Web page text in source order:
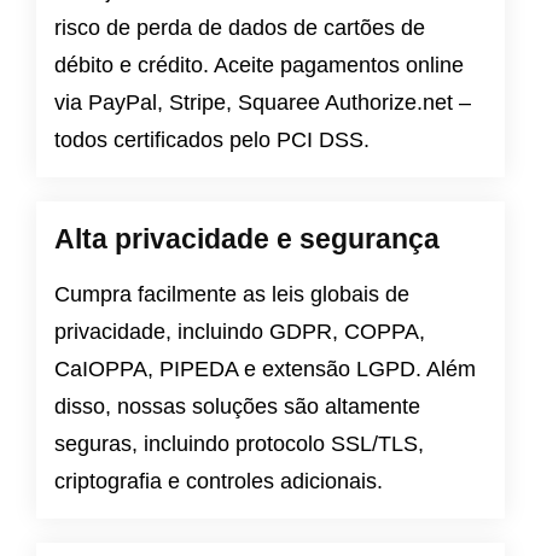
risco de perda de dados de cartões de
débito e crédito. Aceite pagamentos online
via PayPal, Stripe, Squaree Authorize.net –
todos certificados pelo PCI DSS.
Alta privacidade e segurança
Cumpra facilmente as leis globais de
privacidade, incluindo GDPR, COPPA,
CaIOPPA, PIPEDAe extensão LGPD. Além
disso, nossas soluções são altamente
seguras, incluindo protocolo SSL/TLS,
criptografia e controles adicionais.